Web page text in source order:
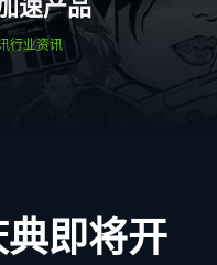
速产品
行业资讯
即将开